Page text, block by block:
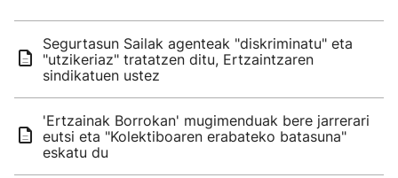
Segurtasun Sailak agenteak "diskriminatu" eta
"utzikeriaz" tratatzen ditu, Ertzaintzaren
sindikatuen ustez
'Ertzainak Borrokan' mugimenduak bere jarrerari
eutsi eta "Kolektiboaren erabateko batasuna"
eskatu du